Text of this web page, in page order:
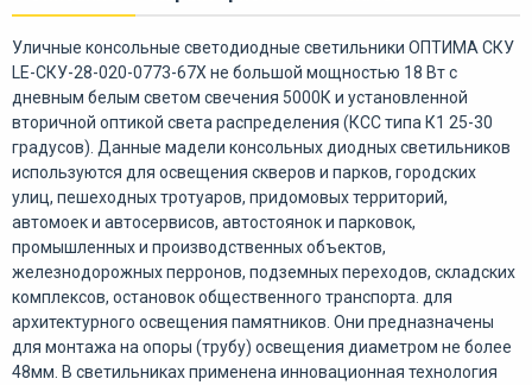
Уличные консольные светодиодные светильники ОПТИМА СКУ
LE-СКУ-28-020-0773-67Х не большой мощностью 18 Вт с
дневным белым светом свечения 5000К и установленной
вторичной оптикой света распределения (КСС типа К1 25-30
градусов). Данные мадели консольных диодных светильников
используются для освещения скверов и парков, городских
улиц, пешеходных тротуаров, придомовых территорий,
автомоек и автосервисов, автостоянок и парковок,
промышленных и производственных объектов,
железнодорожных перронов, подземных переходов, складских
комплексов, остановок общественного транспорта. для
архитектурного освещения памятников. Они предназначены
для монтажа на опоры (трубу) освещения диаметром не более
48мм. В светильниках применена инновационная технология